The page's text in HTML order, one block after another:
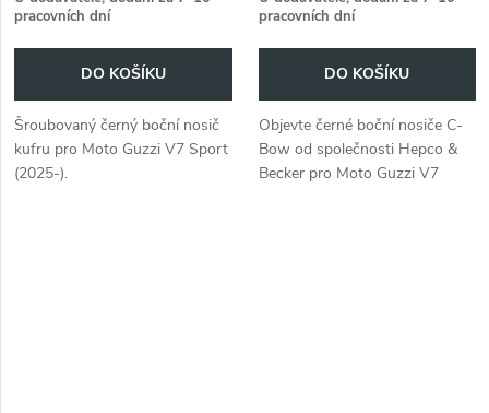
pracovních dní
DO KOŠÍKU
Šroubovaný černý boční nosič
kufru pro Moto Guzzi V7 Sport
(2025-).
pracovních dní
DO KOŠÍKU
Objevte černé boční nosiče C-
Bow od společnosti Hepco &
Becker pro Moto Guzzi V7